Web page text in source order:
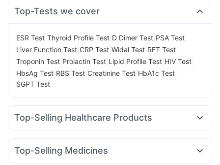
Top-Tests we cover
ESR Test Thyroid Profile Test D Dimer Test PSA Test
Liver Function Test CRP Test Widal Test RFT Test
Troponin Test Prolactin Test Lipid Profile Test HIV Test
HbsAg Test RBS Test Creatinine Test HbA1c Test
SGPT Test
Top-Selling Healthcare Products
Himalaya Himcolin Gel Zincovit Cremaffin Syrup
Himalaya Liv.52 Ds Unwanted 72
Top-Selling Medicines